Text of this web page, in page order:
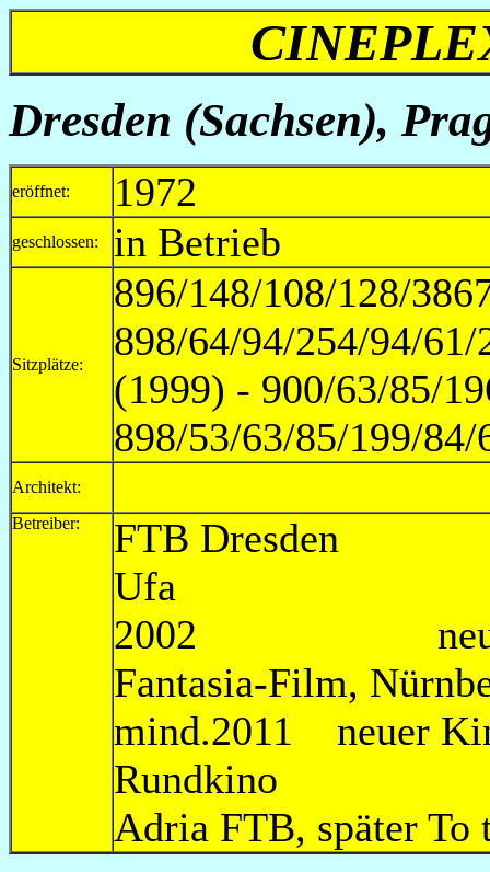
Dresden (Sachsen),
eröffnet: 1972
geschlossen: in Betrieb
Sitzplätze:
896/148/108/128/
898/64/94/254/94/
(1999) - 900/63/85/
898/53/63/85/199/84/
Architekt:
Betreiber:
FTB
Ufa
2002 neuer
Fantasia-Film,
mind.2011 neuer
Rundkino
Adria FTB, später